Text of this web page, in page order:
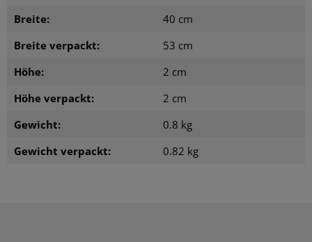
Breite:
40 cm
Breite verpackt:
53 cm
Höhe:
2 cm
Höhe verpackt:
2 cm
Gewicht:
0.8 kg
Gewicht verpackt:
0.82 kg